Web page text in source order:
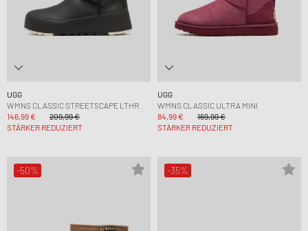
UGG
WMNS CLASSIC STREETSCAPE LTHR
146,99 €
209,99 €
STÄRKER REDUZIERT
UGG
WMNS CLASSIC ULTRA MINI
84,99 €
169,99 €
STÄRKER REDUZIERT
-50% -35%